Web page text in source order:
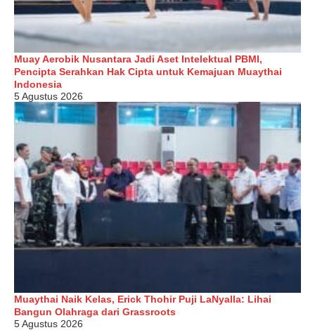
Muay Aerobik Nusantara Jadi Aset Intelektual PBMI,
Pencipta Serahkan Hak Cipta untuk Kemajuan Muaythai
Indonesia
5 Agustus 2026
Muaythai Naik Kelas, Erick Thohir Puji LaNyalla: Lihai
Bangun Olahraga dari Grassroots
5 Agustus 2026